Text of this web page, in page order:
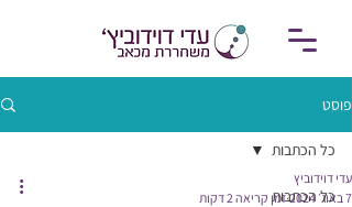
פוסט
כל הכתבות
כל הכתבות
עדי דוידוביץ
7 באוג׳ 2024
זמן קריאה 2 דקות